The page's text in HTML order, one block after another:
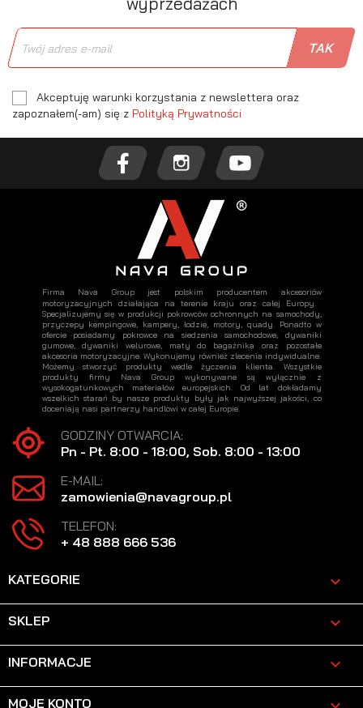
Akceptuję warunki korzystania z newslettera oraz
zapoznałem(-am) się z Polityką Prywatności
Firma Nava Group jest polskim producentem akcesoriów
motoryzacyjnych działająca na terenie kraju oraz całej Europy.
Specjalizujemy się w produkcji pokrowców ochronnych na samochody,
przyczepy kempingowe, kampery, łodzie, motory, quady. Ponadto w
ofercie posiadamy pokrowce na siedzenia samochodowe, dywaniki
gumowe, dywaniki welurowe, maty do bagażnika oraz pozostałe
akcesoria motoryzacyjne. Wykonujemy również zlecenia indywidualne.
Możemy stworzyć produkty wedle życzenia klienta. Wszystkie
produkty firmy Nava Group wykonywane są wyłącznie z
wysokogatunkowych materiałów europejskich. Od lat dokładamy
wszelkich starań by nasze produkty były jak najwyższej jakości, co
doceniają nasi partnerzy handlowi w całej Europie.
GODZINY OTWARCIA:
Pn - Pt. 8:00 - 18:00, Sob. 8:00 - 13:00
E-MAIL:
zamowienia@navagroup.pl
TELEFON:
+ 48 888 666 536
KATEGORIE 
SKLEP 
INFORMACJE 
MOJE KONTO